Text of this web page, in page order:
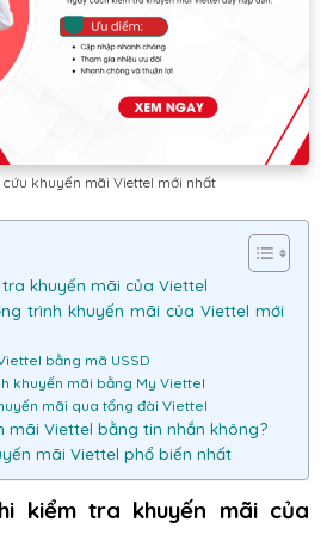
khuyến mãi Viettel mới nhất
khuyến mãi của Viettel
trình khuyến mãi của Viettel mới
bằng mã USSD
khuyến mãi bằng My Viettel
mãi qua tổng đài Viettel
mãi Viettel bằng tin nhắn không?
mãi Viettel phổ biến nhất
kiểm tra khuyến mãi của